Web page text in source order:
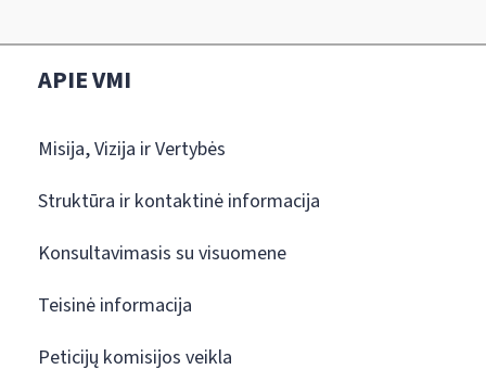
APIE VMI
Misija, Vizija ir Vertybės
Struktūra ir kontaktinė informacija
Konsultavimasis su visuomene
Teisinė informacija
Peticijų komisijos veikla